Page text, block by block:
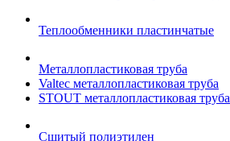
Теплообменники пластинчатые
Металлопластиковая труба
Valtec металлопластиковая труба
STOUT металлопластиковая труба
Сшитый полиэтилен